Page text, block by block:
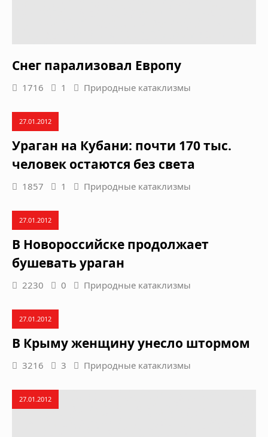
Снег парализовал Европу
1716 1 Природные катаклизмы
27.01.2012
Ураган на Кубани: почти 170 тыс.
человек остаются без света
1857 1 Природные катаклизмы
27.01.2012
В Новороссийске продолжает
бушевать ураган
2230 0 Природные катаклизмы
27.01.2012
В Крыму женщину унесло штормом
3216 3 Природные катаклизмы
27.01.2012